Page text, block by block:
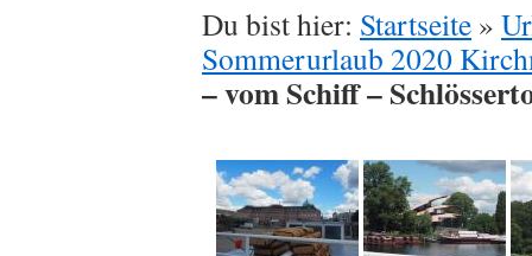
Du bist hier: Startseite »
Sommerurlaub 2020
– vom Schiff –